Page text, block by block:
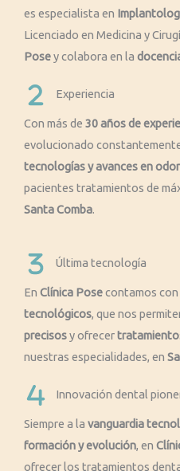
es especialista en
Licenciado en Medicina y
Posey colabora en la
Experiencia
Con más de 30 años de
evolucionado
tecnologías y avances en
pacientes tratamientos de
Santa Comba.
Última tecnología
En Clínica Posecontamos
tecnológicos, que nos
precisosy ofrecer
nuestras especialidades, en
Innovación dental
Siempre a la vanguardia
formación y evolución, en
ofrecer los tratamientos